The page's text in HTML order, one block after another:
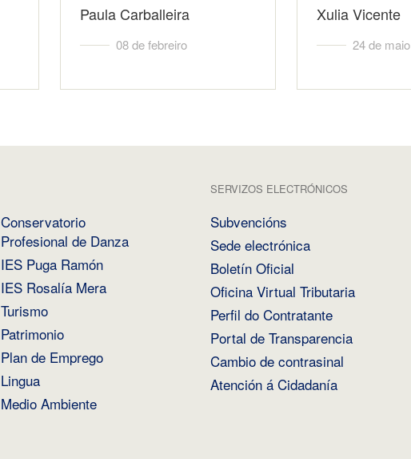
Paula Carballeira
08 de febreiro
Xulia Vicente
24 de maio
Conservatorio
Profesional de Danza
IES Puga Ramón
IES Rosalía Mera
Turismo
Patrimonio
Plan de Emprego
Lingua
Medio Ambiente
SERVIZOS ELECTRÓNICOS
Subvencións
Sede electrónica
Boletín Oficial
Oficina Virtual Tributaria
Perfil do Contratante
Portal de Transparencia
Cambio de contrasinal
Atención á Cidadanía